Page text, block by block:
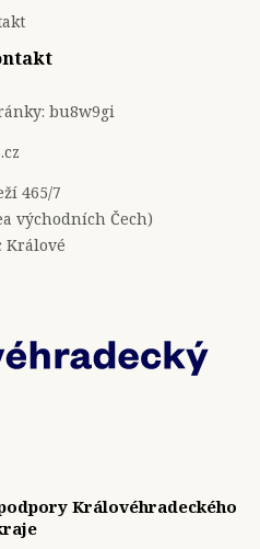
bu8w9gi
465/7
východních Čech)
Králové
Královéhradeckého